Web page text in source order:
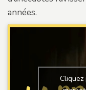
années.